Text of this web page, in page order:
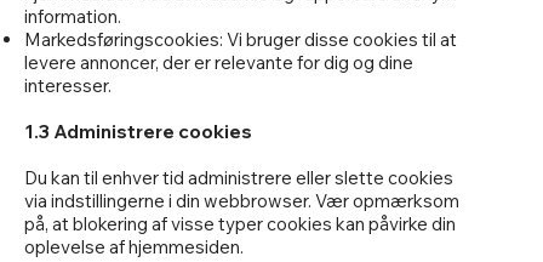
information.
Markedsføringscookies: Vi bruger disse cookies til at
levere annoncer, der er relevante for dig og dine
interesser.
1.3 Administrere cookies
Du kan til enhver tid administrere eller slette cookies
via indstillingerne i din webbrowser. Vær opmærksom
på, at blokering af visse typer cookies kan påvirke din
oplevelse af hjemmesiden.